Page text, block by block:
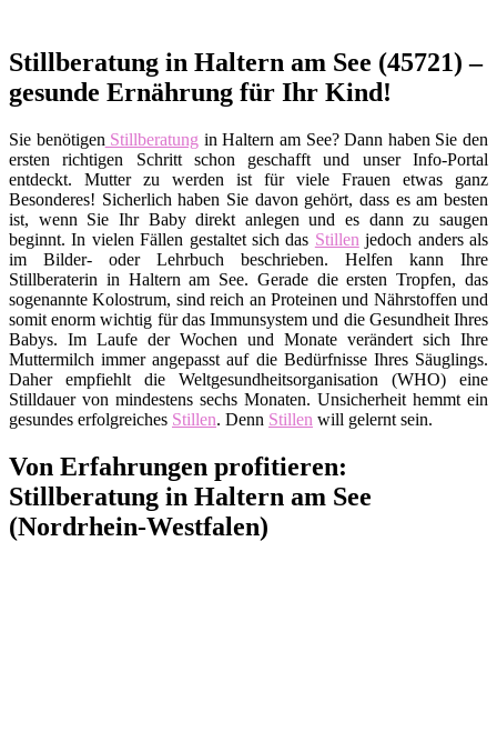
Stillberatung in Haltern am See (45721) –
gesunde Ernährung für Ihr Kind!
Sie benötigen Stillberatung in Haltern am See? Dann haben Sie den
ersten richtigen Schritt schon geschafft und unser Info-Portal
entdeckt. Mutter zu werden ist für viele Frauen etwas ganz
Besonderes! Sicherlich haben Sie davon gehört, dass es am besten
ist, wenn Sie Ihr Baby direkt anlegen und es dann zu saugen
beginnt. In vielen Fällen gestaltet sich das Stillen jedoch anders als
im Bilder- oder Lehrbuch beschrieben. Helfen kann Ihre
Stillberaterin in Haltern am See. Gerade die ersten Tropfen, das
sogenannte Kolostrum, sind reich an Proteinen und Nährstoffen und
somit enorm wichtig für das Immunsystem und die Gesundheit Ihres
Babys. Im Laufe der Wochen und Monate verändert sich Ihre
Muttermilch immer angepasst auf die Bedürfnisse Ihres Säuglings.
Daher empfiehlt die Weltgesundheitsorganisation (WHO) eine
Stilldauer von mindestens sechs Monaten. Unsicherheit hemmt ein
gesundes erfolgreiches Stillen. Denn Stillen will gelernt sein.
Von Erfahrungen profitieren:
Stillberatung in Haltern am See
(Nordrhein-Westfalen)